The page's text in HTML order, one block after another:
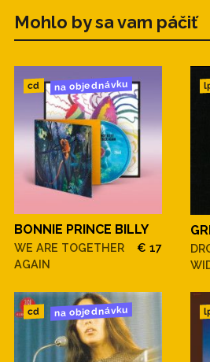
Mohlo by sa vam páčiť
cd na objednávku
BONNIE PRINCE BILLY
WE ARE TOGETHER
AGAIN
€ 17
cd na objednávku